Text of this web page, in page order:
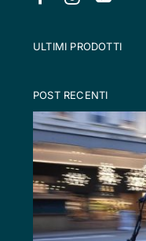
ULTIMI PRODOTTI
POST RECENTI